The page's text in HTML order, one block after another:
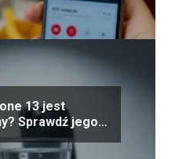
13 jest
Sprawdź jego
na wodę!